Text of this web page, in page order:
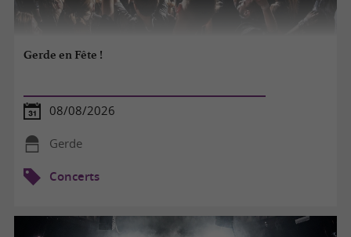
Gerde en Fête !
08/08/2026
Gerde
Concerts